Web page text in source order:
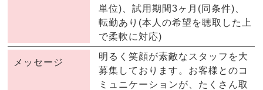
単位)、試用期間3ヶ月(同条件)、
転勤あり(本人の希望を聴取した上
で柔軟に対応)
メッセージ
明るく笑顔が素敵なスタッフを大
募集しております。お客様とのコ
ミュニケーションが、たくさん取